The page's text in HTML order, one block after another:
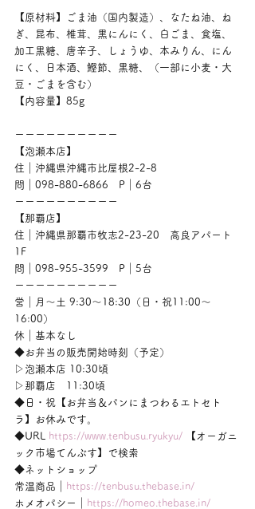
【原材料】ごま油（国内製造）、なたね油、ね
ぎ、昆布、椎茸、黒にんにく、白ごま、食塩、
加工黒糖、唐辛子、しょうゆ、本みりん、にん
にく、日本酒、鰹節、黒糖、（一部に小麦・大
豆・ごまを含む）
【内容量】85g
ーーーーーーーーーー
【泡瀬本店】
住｜沖縄県沖縄市比屋根2-2-8
問｜098-880-6866　P｜6台
ーーーーーーーーーー
【那覇店】
住｜沖縄県那覇市牧志2-23-20　高良アパート
1F
問｜098-955-3599　P｜5台
ーーーーーーーーーー
営｜月〜土 9:30〜18:30（日・祝11:00〜
16:00）
休｜基本なし
◆お弁当の販売開始時刻（予定）
▷泡瀬本店 10:30頃
▷那覇店　11:30頃
◆日・祝【お弁当＆パンにまつわるエトセト
ラ】お休みです。
◆URL
https://www.tenbusu.ryukyu/ 【オーガニ
ック市場てんぶす】で検索
◆ネットショップ
常温商品｜
https://tenbusu.thebase.in/
ホメオパシー｜
https://homeo.thebase.in/